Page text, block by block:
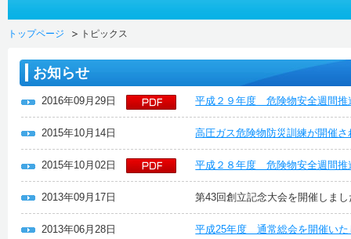
トップページ トピックス
お知らせ
2016年09月29日 平成２９年度 危険物安全週間推
2015年10月14日 高圧ガス危険物防災訓練が開催さ
2015年10月02日 平成２８年度 危険物安全週間推
2013年09月17日 第43回創立記念大会を開催しま
2013年06月28日 平成25年度 通常総会を開催いた